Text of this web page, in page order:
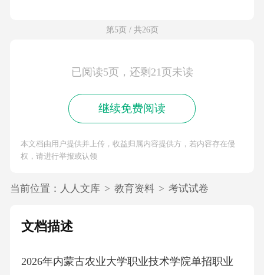
第5页 / 共26页
已阅读5页，还剩21页未读
继续免费阅读
本文档由用户提供并上传，收益归属内容提供方，若内容存在侵
权，请进行举报或认领
当前位置： 人人文库 > 教育资料 > 考试试卷
文档描述
2026年内蒙古农业大学职业技术学院单招职业